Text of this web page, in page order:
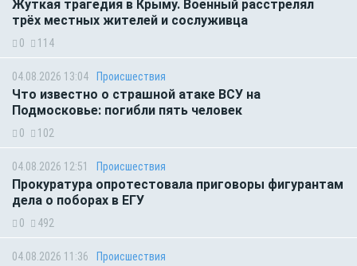
Жуткая трагедия в Крыму. Военный расстрелял
трёх местных жителей и сослуживца
0 114
04.08.2026 13:04 Происшествия
Что известно о страшной атаке ВСУ на
Подмосковье: погибли пять человек
0 102
04.08.2026 12:51 Происшествия
Прокуратура опротестовала приговоры фигурантам
дела о поборах в ЕГУ
0 492
04.08.2026 11:36 Происшествия